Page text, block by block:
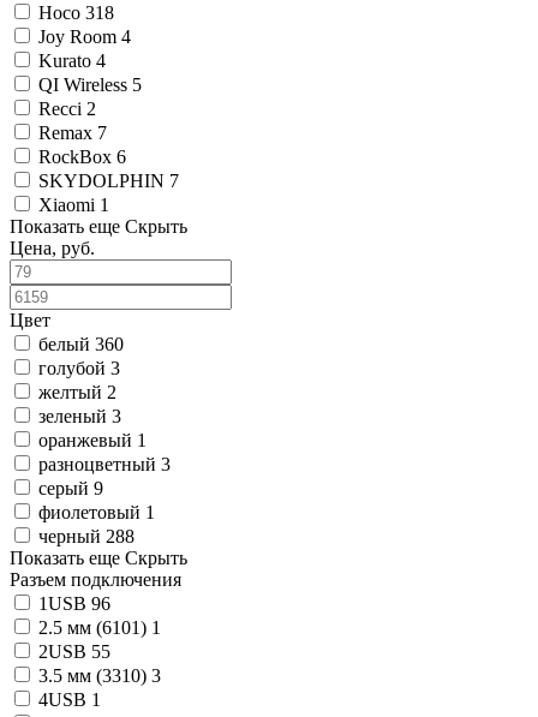
Hoco 318
Joy Room 4
Kurato 4
QI Wireless 5
Recci 2
Remax 7
RockBox 6
SKYDOLPHIN 7
Xiaomi 1
Показать еще Скрыть
Цена, руб.
Цвет
белый 360
голубой 3
желтый 2
зеленый 3
оранжевый 1
разноцветный 3
серый 9
фиолетовый 1
черный 288
Показать еще Скрыть
Разъем подключения
1USB 96
2.5 мм (6101) 1
2USB 55
3.5 мм (3310) 3
4USB 1